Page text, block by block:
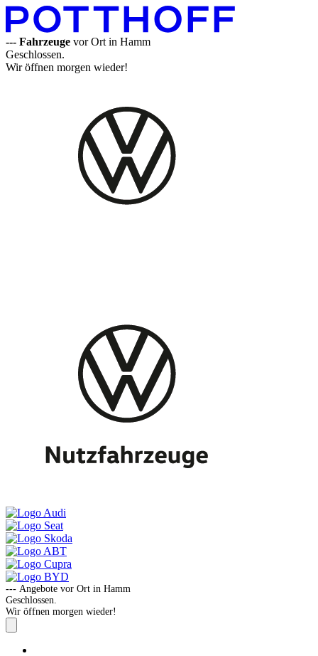
--- Fahrzeuge vor Ort in Hamm
Geschlossen.
Wir öffnen morgen wieder!
--- Angebote vor Ort in Hamm
Geschlossen.
Wir öffnen morgen wieder!